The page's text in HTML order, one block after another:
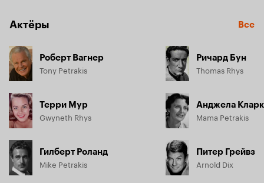
остается один. Но ненадолго. У него появляется
компаньонша Гвинет Рис...
Актёры Все
Роберт Вагнер
Tony Petrakis
Терри Мур
Gwyneth Rhys
Гилберт Роланд
Mike Petrakis
Ричард Бун
Thomas Rhys
Анджела Кларк
Mama Petrakis
Питер Грейвз
Arnold Dix